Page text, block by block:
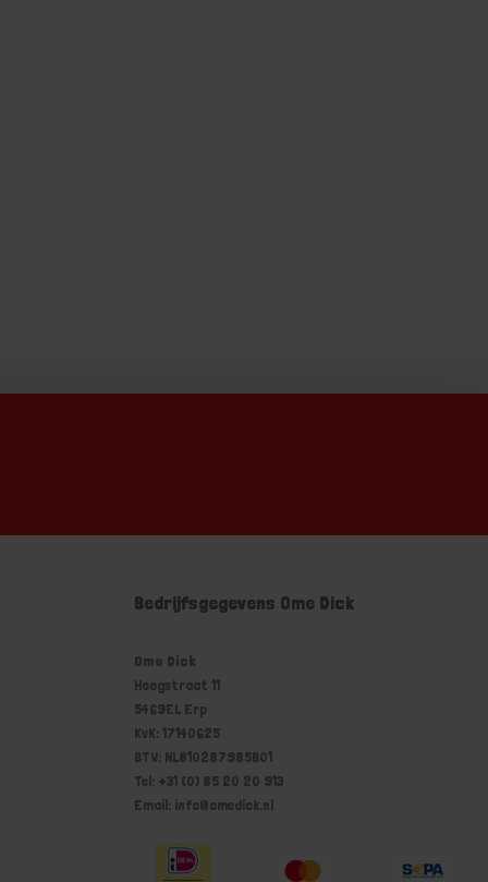
Bedrijfsgegevens Ome Dick
Ome Dick
Hoogstraat 11
5469EL Erp
KvK: 17140625
BTW: NL810287985B01
Tel: +31 (0) 85 20 20 913
Email: info@omedick.nl